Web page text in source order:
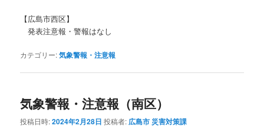
【広島市西区】
発表注意報・警報はなし
カテゴリー:気象警報・注意報
気象警報・注意報（南区）
投稿日時:2024年2月28日 投稿者: 広島市 災害対策課